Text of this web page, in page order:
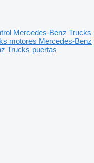
Mercedes-Benz Trucks
motores Mercedes-Benz
Trucks puertas